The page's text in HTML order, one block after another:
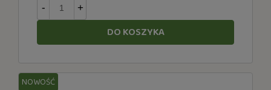
- +
DO KOSZYKA
NOWOŚĆ